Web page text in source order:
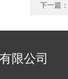
下一篇：
限公司